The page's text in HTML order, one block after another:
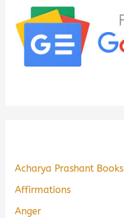
Acharya Prashant Books
Affirmations
Anger